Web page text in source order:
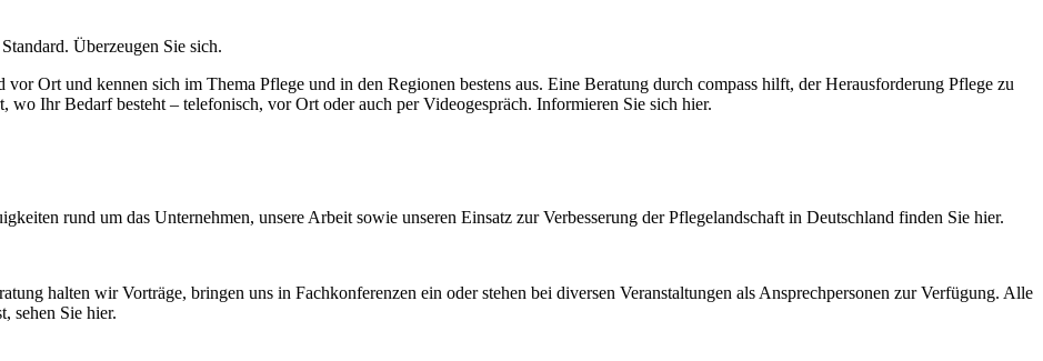
Überzeugen Sie sich.
Ort und kennen sich im Thema Pflege und in den Regionen bestens aus. Eine Beratung durch compass hilft, der Herausforderung Pflege zu
wo Ihr Bedarf besteht – telefonisch, vor Ort oder auch per Videogespräch. Informieren Sie sich hier.
rund um das Unternehmen, unsere Arbeit sowie unseren Einsatz zur Verbesserung der Pflegelandschaft in Deutschland finden Sie hier.
halten wir Vorträge, bringen uns in Fachkonferenzen ein oder stehen bei diversen Veranstaltungen als Ansprechpersonen zur Verfügung. Alle
sehen Sie hier.